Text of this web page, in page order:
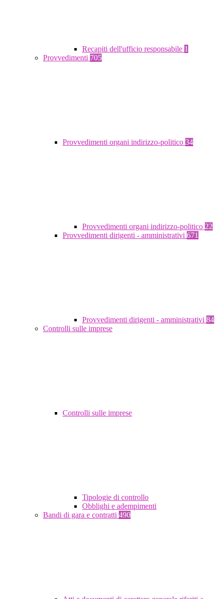
Recapiti dell'ufficio responsabile 1
Provvedimenti 705
Provvedimenti organi indirizzo-politico 34
Provvedimenti organi indirizzo-politico 22
Provvedimenti dirigenti - amministrativi 671
Provvedimenti dirigenti - amministrativi 84
Controlli sulle imprese
Controlli sulle imprese
Tipologie di controllo
Obblighi e adempimenti
Bandi di gara e contratti 490